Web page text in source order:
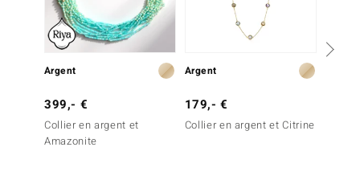
Argent
399,- €
Collier en argent et
Amazonite
Argent
179,- €
Collier en argent et Citrine